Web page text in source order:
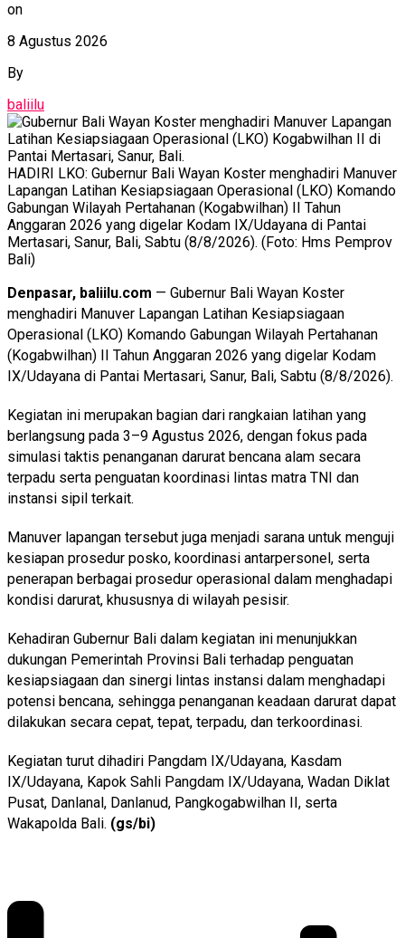
on
8 Agustus 2026
By
baliilu
HADIRI LKO: Gubernur Bali Wayan Koster menghadiri Manuver
Lapangan Latihan Kesiapsiagaan Operasional (LKO) Komando
Gabungan Wilayah Pertahanan (Kogabwilhan) II Tahun
Anggaran 2026 yang digelar Kodam IX/Udayana di Pantai
Mertasari, Sanur, Bali, Sabtu (8/8/2026). (Foto: Hms Pemprov
Bali)
Denpasar, baliilu.com — Gubernur Bali Wayan Koster
menghadiri Manuver Lapangan Latihan Kesiapsiagaan
Operasional (LKO) Komando Gabungan Wilayah Pertahanan
(Kogabwilhan) II Tahun Anggaran 2026 yang digelar Kodam
IX/Udayana di Pantai Mertasari, Sanur, Bali, Sabtu (8/8/2026).
Kegiatan ini merupakan bagian dari rangkaian latihan yang
berlangsung pada 3–9 Agustus 2026, dengan fokus pada
simulasi taktis penanganan darurat bencana alam secara
terpadu serta penguatan koordinasi lintas matra TNI dan
instansi sipil terkait.
Manuver lapangan tersebut juga menjadi sarana untuk menguji
kesiapan prosedur posko, koordinasi antarpersonel, serta
penerapan berbagai prosedur operasional dalam menghadapi
kondisi darurat, khususnya di wilayah pesisir.
Kehadiran Gubernur Bali dalam kegiatan ini menunjukkan
dukungan Pemerintah Provinsi Bali terhadap penguatan
kesiapsiagaan dan sinergi lintas instansi dalam menghadapi
potensi bencana, sehingga penanganan keadaan darurat dapat
dilakukan secara cepat, tepat, terpadu, dan terkoordinasi.
Kegiatan turut dihadiri Pangdam IX/Udayana, Kasdam
IX/Udayana, Kapok Sahli Pangdam IX/Udayana, Wadan Diklat
Pusat, Danlanal, Danlanud, Pangkogabwilhan II, serta
Wakapolda Bali. (gs/bi)